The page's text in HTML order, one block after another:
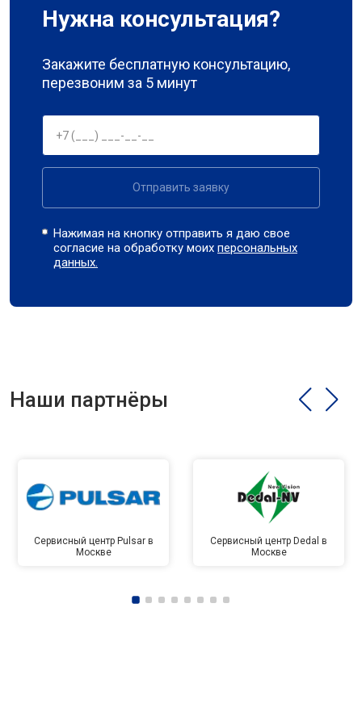
Нужна консультация?
Закажите бесплатную консультацию,
перезвоним за 5 минут
Отправить заявку
Нажимая на кнопку отправить я даю свое
согласие на обработку моихперсональных
данных.
Наши партнёры
Сервисный центр Pulsar в
Москве
Сервисный центр Dedal в
Москве